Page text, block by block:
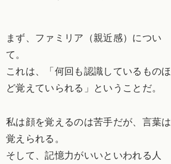
まず、ファミリア（親近感）につい
て。
これは、「何回も認識しているものほ
ど覚えていられる」ということだ。
私は顔を覚えるのは苦手だが、言葉は
覚えられる。
そして、記憶力がいいといわれる人